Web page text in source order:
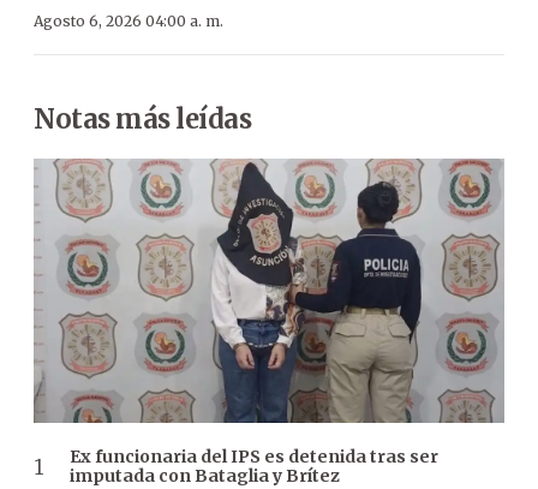
Agosto 6, 2026 04:00 a. m.
Notas más leídas
Ex funcionaria del IPS es detenida tras ser
imputada con Bataglia y Brítez